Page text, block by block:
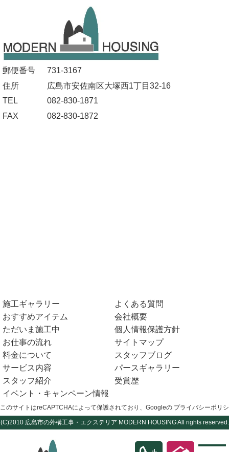
郵便番号
731-3167
住所
広島市安佐南区大塚西1丁目32-16
TEL
082-830-1871
FAX
082-830-1872
施工ギャラリー
おすすめアイテム
ただいま施工中
お仕事の流れ
料金について
サービス内容
スタッフ紹介
イベント・キャンペーン情報
よくある質問
会社概要
個人情報保護方針
サイトマップ
スタッフブログ
パースギャラリー
受賞歴
このサイトはreCAPTCHAによって保護されており、Googleの プライバシーポリ
(C)2010 広島市の外構工事・エクステリア MODERN HOUSING All rights reserved.